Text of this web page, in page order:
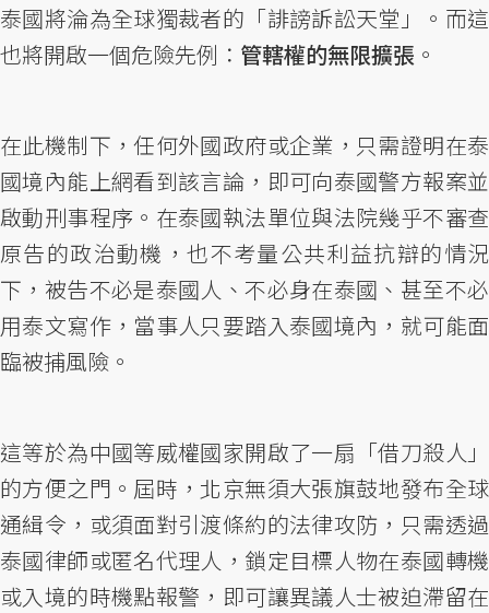
泰國將淪為全球獨裁者的「誹謗訴訟天堂」。而這
也將開啟一個危險先例： 管轄權的無限擴張 。
在此機制下，任何外國政府或企業，只需證明在泰
國境內能上網看到該言論，即可向泰國警方報案並
啟動刑事程序。在泰國執法單位與法院幾乎不審查
原告的政治動機，也不考量公共利益抗辯的情況
下，被告不必是泰國人、不必身在泰國、甚至不必
用泰文寫作，當事人只要踏入泰國境內，就可能面
臨被捕風險。
這等於為中國等威權國家開啟了一扇「借刀殺人」
的方便之門。屆時，北京無須大張旗鼓地發布全球
通緝令，或須面對引渡條約的法律攻防，只需透過
泰國律師或匿名代理人，鎖定目標人物在泰國轉機
或入境的時機點報警，即可讓異議人士被迫滯留在